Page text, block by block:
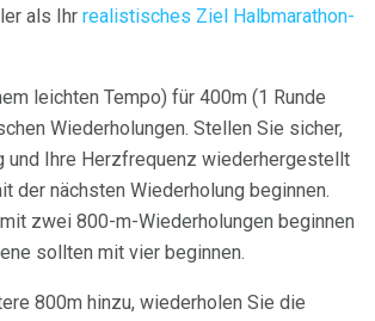
als Ihr realistisches Ziel Halbmarathon-
leichten Tempo) für 400m (1 Runde
Wiederholungen. Stellen Sie sicher,
und Ihre Herzfrequenz wiederhergestellt
der nächsten Wiederholung beginnen.
zwei 800-m-Wiederholungen beginnen
sollten mit vier beginnen.
800m hinzu, wiederholen Sie die